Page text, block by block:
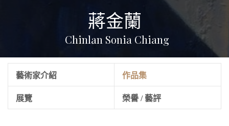
蔣金蘭
Chinlan Sonia Chiang
藝術家介紹 作品集
展覽 榮譽 / 藝評